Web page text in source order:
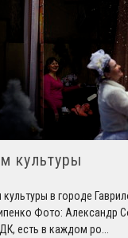
культуры
в городе
Фото: Александр
есть в каждом ро